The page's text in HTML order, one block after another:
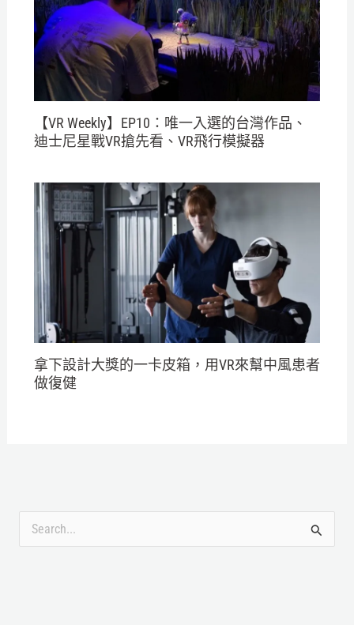
【VR Weekly】EP10：唯一入選的台灣作品、
迪士尼星戰VR搶先看、VR飛行模擬器
拿下設計大獎的一卡皮箱，用VR來幫中風患者
做復健